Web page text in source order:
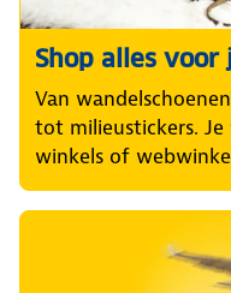
Shop alles
Van
tot milieustickers.
winkels of